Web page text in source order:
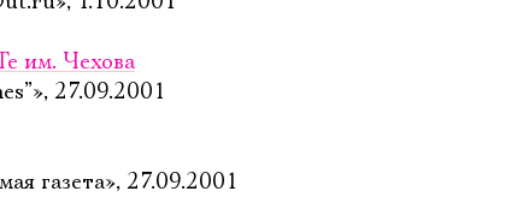
им. Чехова
27.09.2001
газета», 27.09.2001